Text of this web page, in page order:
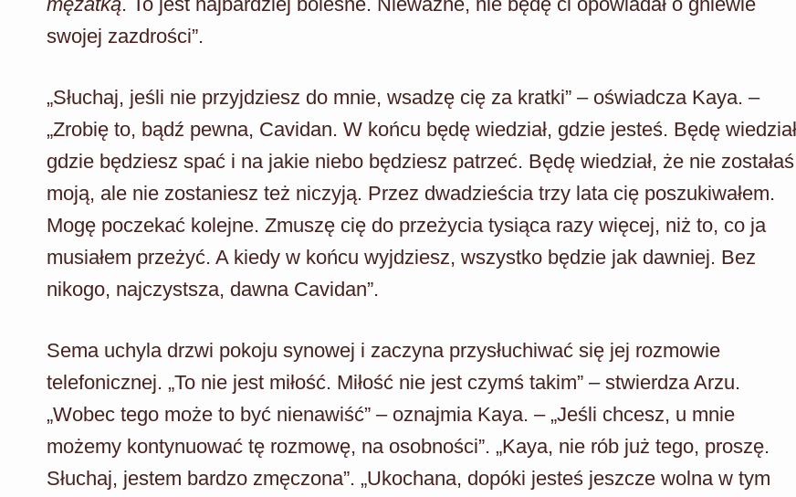
swojej zazdrości”.
„Słuchaj, jeśli nie przyjdziesz do mnie, wsadzę cię za kratki” – oświadcza Kaya. –
„Zrobię to, bądź pewna, Cavidan. W końcu będę wiedział, gdzie jesteś. Będę
gdzie będziesz spać i na jakie niebo będziesz patrzeć. Będę wiedział, że nie zostałaś
moją, ale nie zostaniesz też niczyją. Przez dwadzieścia trzy lata cię poszukiwałem.
Mogę poczekać kolejne. Zmuszę cię do przeżycia tysiąca razy więcej, niż to, co ja
musiałem przeżyć. A kiedy w końcu wyjdziesz, wszystko będzie jak dawniej. Bez
nikogo, najczystsza, dawna Cavidan”.
Sema uchyla drzwi pokoju synowej i zaczyna przysłuchiwać się jej rozmowie
telefonicznej. „To nie jest miłość. Miłość nie jest czymś takim” – stwierdza Arzu.
„Wobec tego może to być nienawiść” – oznajmia Kaya. – „Jeśli chcesz, u mnie
możemy kontynuować tę rozmowę, na osobności”. „Kaya, nie rób już tego, proszę.
Słuchaj, jestem bardzo zmęczona”. „Ukochana, dopóki jesteś jeszcze wolna w tym